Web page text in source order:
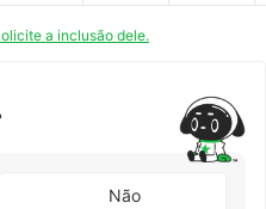
a inclusão dele.
Não